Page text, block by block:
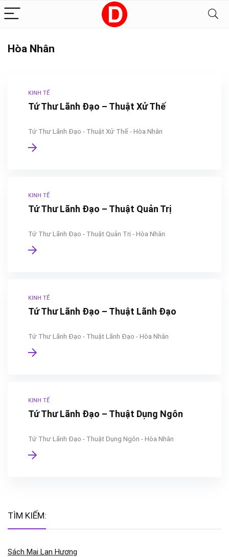
Hòa Nhân
KINH TẾ
Tứ Thư Lãnh Đạo – Thuật Xử Thế
Tứ Thư Lãnh Đạo - Thuật Xử Thế - Hòa Nhân
KINH TẾ
Tứ Thư Lãnh Đạo – Thuật Quản Trị
Tứ Thư Lãnh Đạo - Thuật Quản Trị - Hòa Nhân
KINH TẾ
Tứ Thư Lãnh Đạo – Thuật Lãnh Đạo
Tứ Thư Lãnh Đạo - Thuật Lãnh Đạo - Hòa Nhân
KINH TẾ
Tứ Thư Lãnh Đạo – Thuật Dụng Ngôn
Tứ Thư Lãnh Đạo - Thuật Dụng Ngôn - Hòa Nhân
TÌM KIẾM:
Sách Mai Lan Hương